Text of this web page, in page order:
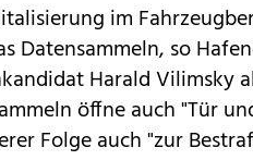
im
Datensammeln, so
Harald Vilimsky
öffne auch "Tür
Folge auch "zur